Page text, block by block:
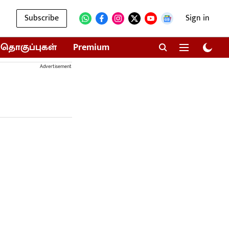
Subscribe Sign in
தொகுப்புகள் Premium
Advertisement